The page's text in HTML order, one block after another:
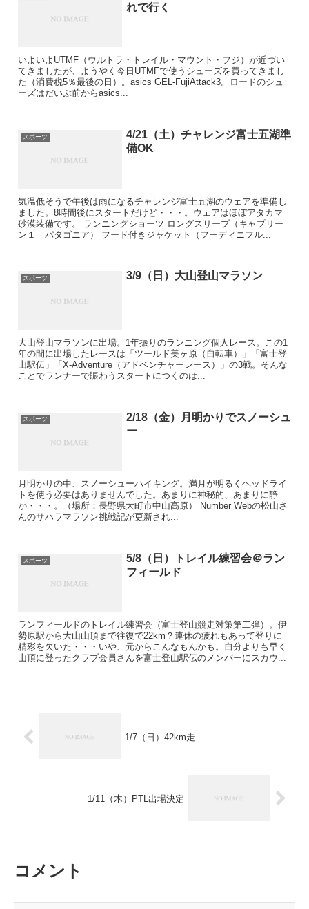
れで行く
いよいよUTMF（ウルトラ・トレイル・マウント・フジ）が近づい
てきましたが、ようやく今日UTMFで使うシューズを買ってきまし
た（消費税5％最後の日）。asics GEL-FujiAttack3。ロードのシュ
ーズはだいぶ前からasics...
スポーツ
4/21（土）チャレンジ富士五湖準
備OK
気温低そうで午後は雨になるチャレンジ富士五湖のウェアを準備し
ました。8時間後にスタートだけど・・・。ウェアはほぼアタカマ
砂漠装備です。 ランニングショーツ ロングスリーブ（キャプリー
ン１ パタゴニア） フード付きジャケット（フーディニフル...
スポーツ 3/9（日）大山登山マラソン
大山登山マラソンに出場。1年振りのランニング個人レース。この1
年の間に出場したレースは「ツールド美ヶ原（自転車）」「富士登
山駅伝」「X-Adventure（アドベンチャーレース）」の3戦。そんな
ことでランナーで賑わうスタートにつくのは...
スポーツ
2/18（金）月明かりでスノーシュ
ー
月明かりの中、スノーシューハイキング。満月が明るくヘッドライ
トを使う必要はありませんでした。あまりに神秘的、あまりに静
か・・・。（場所：長野県大町市中山高原） Number Webの松山さ
んのサハラマラソン挑戦記が更新され...
スポーツ
5/8（日）トレイル練習会＠ラン
フィールド
ランフィールドのトレイル練習会（富士登山競走対策第二弾）。伊
勢原駅から大山山頂まで往復で22km？連休の疲れもあって登りに
精彩を欠いた・・・いや、元からこんなもんかも。自分よりも早く
山頂に登ったクラブ会員さんを富士登山駅伝のメンバーにスカウ...
1/7（日）42km走
1/11（木）PTL出場決定
コメント